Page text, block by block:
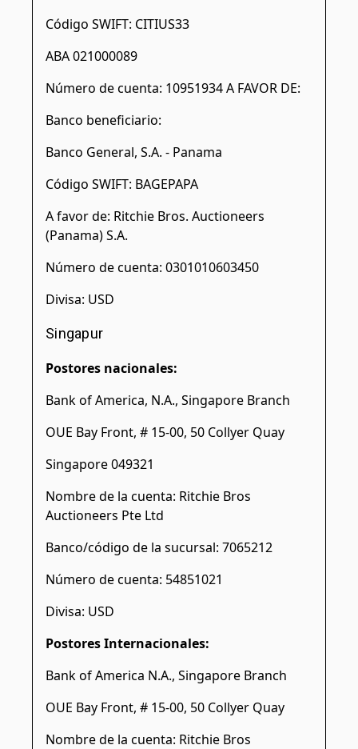
Código SWIFT: CITIUS33
ABA 021000089
Número de cuenta: 10951934 A FAVOR DE:
Banco beneficiario:
Banco General, S.A. - Panama
Código SWIFT: BAGEPAPA
A favor de: Ritchie Bros. Auctioneers
(Panama) S.A.
Número de cuenta: 0301010603450
Divisa: USD
Singapur
Postores nacionales:
Bank of America, N.A., Singapore Branch
OUE Bay Front, # 15-00, 50 Collyer Quay
Singapore 049321
Nombre de la cuenta: Ritchie Bros
Auctioneers Pte Ltd
Banco/código de la sucursal: 7065212
Número de cuenta: 54851021
Divisa: USD
Postores Internacionales:
Bank of America N.A., Singapore Branch
OUE Bay Front, # 15-00, 50 Collyer Quay
Nombre de la cuenta: Ritchie Bros